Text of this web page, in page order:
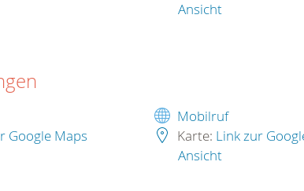
Ansicht
Google Maps
Mobilruf
Karte: Link zur
Ansicht